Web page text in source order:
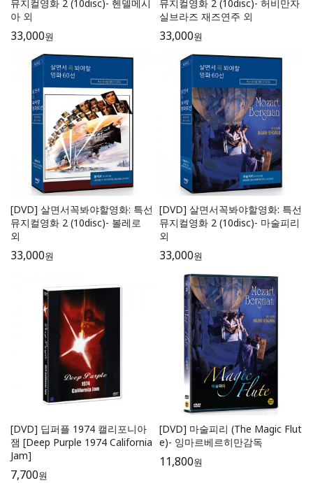
뮤지컬영화 2 (10disc)- 헨델메시
아 외
33,000원
뮤지컬영화 2 (10disc)- 허비만자
실브라즈 재즈연주 외
33,000원
[DVD] 살면서꼭봐야할영화: 특선
뮤지컬영화 2 (10disc)- 볼레로
외
33,000원
[DVD] 살면서꼭봐야할영화: 특선
뮤지컬영화 2 (10disc)- 마술피리
외
33,000원
[DVD] 딥퍼플 1974 캘리포니아
잼 [Deep Purple 1974 California
Jam]
7,700원
[DVD] 마술피리 (The Magic Flut
e)- 잉마르베르히만감독
11,800원